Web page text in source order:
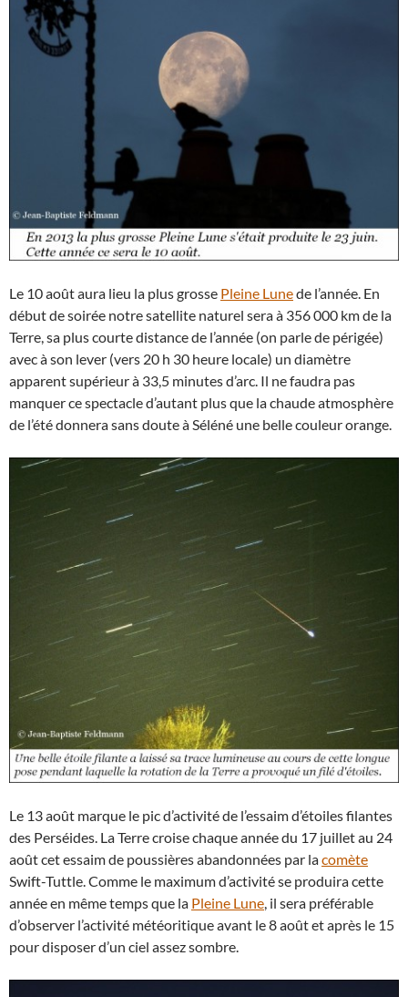
Le 10 août aura lieu la plus grosse Pleine Lunede l’année. En
début de soirée notre satellite naturel sera à 356 000 km de la
Terre, sa plus courte distance de l’année (on parle de périgée)
avec à son lever (vers 20 h 30 heure locale) un diamètre
apparent supérieur à 33,5 minutes d’arc. Il ne faudra pas
manquer ce spectacle d’autant plus que la chaude atmosphère
de l’été donnera sans doute à Séléné une belle couleur orange.
Le 13 août marque le pic d’activité de l’essaim d’étoiles filantes
des Perséides. La Terre croise chaque année du 17 juillet au 24
août cet essaim de poussières abandonnées par lacomète
Swift-Tuttle. Comme le maximum d’activité se produira cette
année en même temps que la Pleine Lune , il sera préférable
d’observer l’activité météoritique avant le 8 août et après le 15
pour disposer d’un ciel assez sombre.